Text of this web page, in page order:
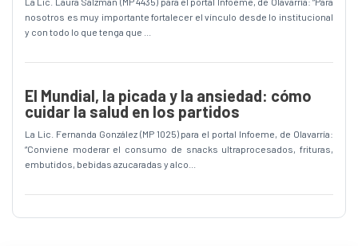
nosotros es muy importante fortalecer el vínculo desde lo institucional
y con todo lo que tenga que ...
El Mundial, la picada y la ansiedad: cómo
cuidar la salud en los partidos
La Lic. Fernanda González (MP 1025) para el portal Infoeme, de Olavarría:
“Conviene moderar el consumo de snacks ultraprocesados, frituras,
embutidos, bebidas azucaradas y alco...